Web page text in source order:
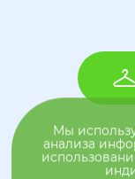
Мы
анализа